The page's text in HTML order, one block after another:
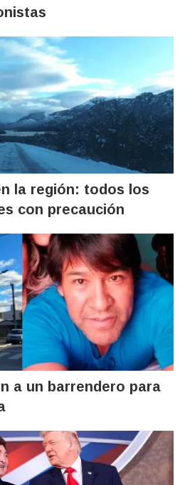
la región: todos los
con precaución
a un barrendero para